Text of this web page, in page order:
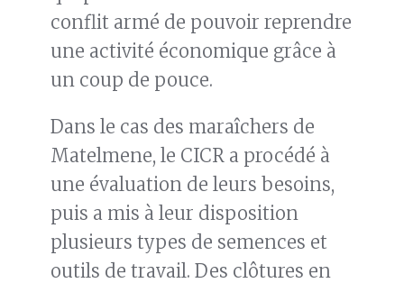
conflit armé de pouvoir reprendre
une activité économique grâce à
un coup de pouce.
Dans le cas des maraîchers de
Matelmene, le CICR a procédé à
une évaluation de leurs besoins,
puis a mis à leur disposition
plusieurs types de semences et
outils de travail. Des clôtures en